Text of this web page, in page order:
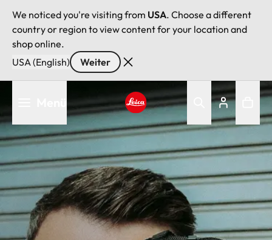
We noticed you're visiting from USA. Choose a different
country or region to view content for your location and
shop online.
USA (English)
Weiter
Inhalt
Leica logo - Home